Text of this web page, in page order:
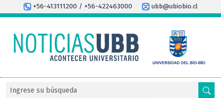
+56-413111200 / +56-422463000 ubb@ubiobio.cl